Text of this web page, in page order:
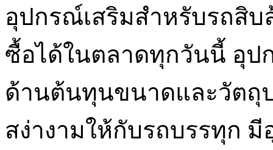
อุปกรณ์เสริมสำหรับรถสิบ
ซื้อได้ในตลาดทุกวันนี้ อุป
ด้านต้นทุนขนาดและวัตถุ
สง่างามให้กับรถบรรทุก